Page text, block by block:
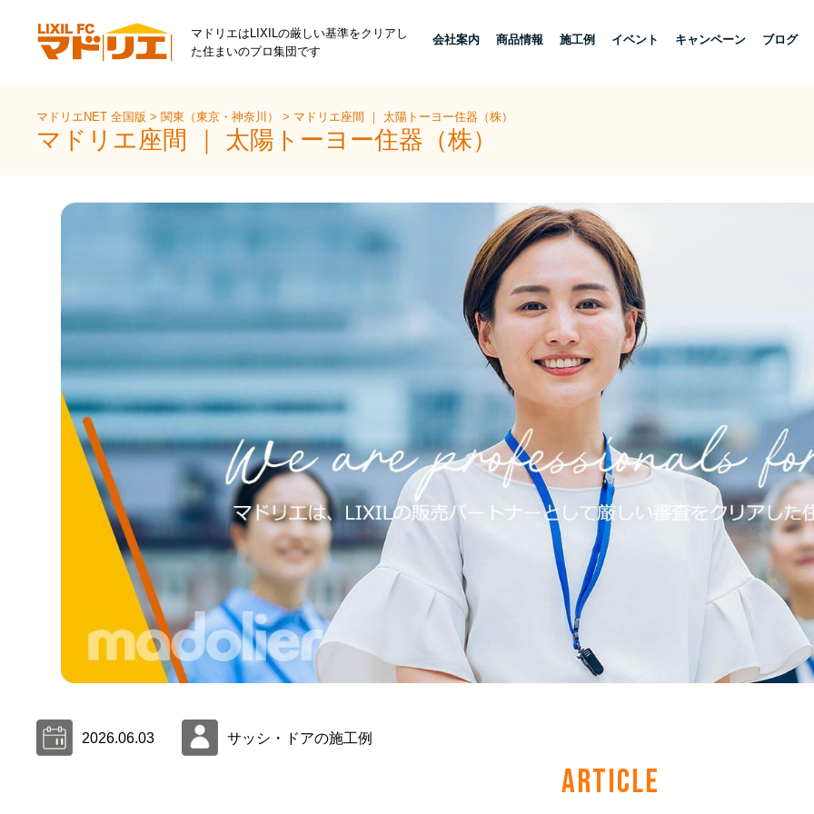
マドリエはLIXILの厳しい基準をクリアし
た住まいのプロ集団です
会社案内 商品情報 施工例 イベント キャンペーン ブログ
マドリエNET 全国版>関東（東京・神奈川）> マドリエ座間 ｜ 太陽トーヨー住器（株）
マドリエ座間 ｜ 太陽トーヨー住器（株）
2026.06.03 サッシ・ドアの施工例
ARTICLE